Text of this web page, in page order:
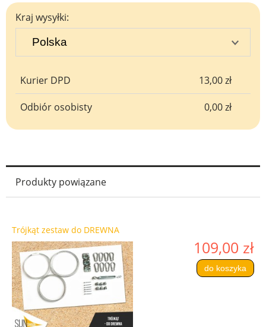
Kraj wysyłki:
Kurier DPD 13,00 zł
Odbiór osobisty 0,00 zł
Produkty powiązane
Trójkąt zestaw do DREWNA
109,00 zł
do koszyka